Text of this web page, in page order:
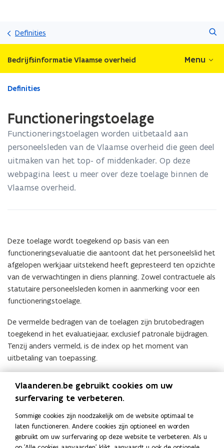
inhoud
gaan
Definities
Bedrijfsinformatie Vlaamse overheid Menu
Gedaan
bevindt
op:
Functioneringstoelage
Definities
Functioneringstoelage
Functioneringstoelagen worden uitbetaald aan
personeelsleden van de Vlaamse overheid die geen deel
uitmaken van het top- of middenkader. Op deze
webpagina leest u meer over deze toelage binnen de
Vlaamse overheid.
Deze toelage wordt toegekend op basis van een
functioneringsevaluatie die aantoont dat het personeelslid het
afgelopen werkjaar uitstekend heeft gepresteerd ten opzichte
van de verwachtingen in diens planning. Zowel contractuele als
statutaire personeelsleden komen in aanmerking voor een
functioneringstoelage.
De vermelde bedragen van de toelagen zijn brutobedragen
toegekend in het evaluatiejaar, exclusief patronale bijdragen.
Tenzij anders vermeld, is de index op het moment van
uitbetaling van toepassing.
Deel deze pagina
i
n
K
o
p
Vlaanderen.be gebruikt cookies om uw
surfervaring te verbeteren.
Sommige cookies zijn noodzakelijk om de website optimaal te
laten functioneren. Andere cookies zijn optioneel en worden
gebruikt om uw surfervaring op deze website te verbeteren. Als u